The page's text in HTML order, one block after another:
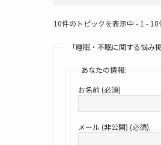
10件のトピックを表示中 - 1 -
「睡眠・不眠に関する悩
あなたの情報:
お名前 (必須)
メール (非公開) (必須):